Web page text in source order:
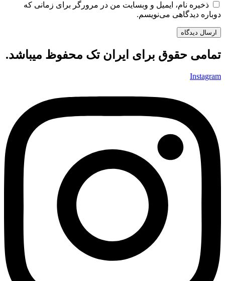
ذخیره نام، ایمیل و وبسایت من در مرورگر برای زمانی که
دوباره دیدگاهی می‌نویسم.
تمامی حقوق برای ایران تک محفوظ میباشد.
Instagram